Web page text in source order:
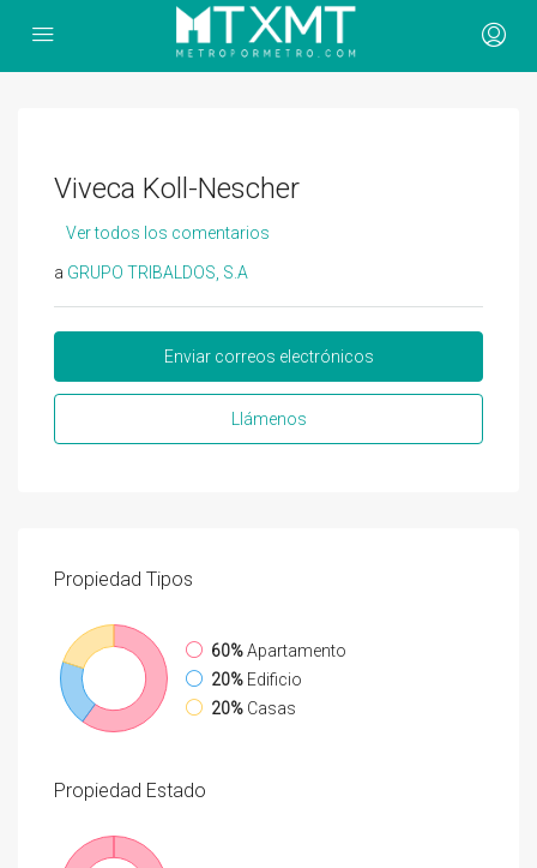
Viveca Koll-Nescher
Ver todos los comentarios
a GRUPO TRIBALDOS, S.A
Enviar correos electrónicos
Llámenos
Propiedad Tipos
60%Apartamento
20% Edificio
20% Casas
Propiedad Estado